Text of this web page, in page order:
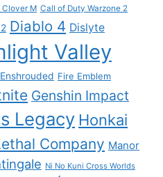
Clover M Call of Duty Warzone 2
Diablo 4 Dislyte
Valley
Enshrouded Fire Emblem
Genshin Impact
Legacy Honkai
Company Manor
Ni No Kuni Cross Worlds